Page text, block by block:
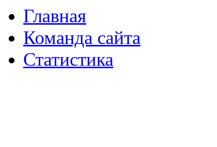
Главная
Команда сайта
Статистика